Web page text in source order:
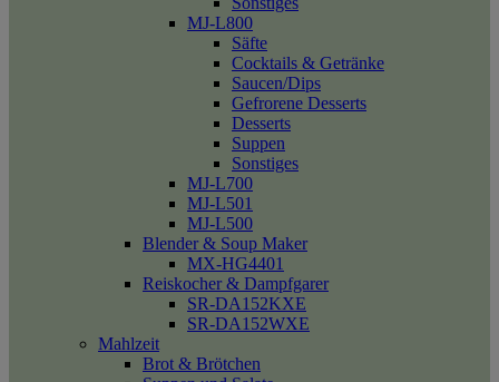
MJ-L800
Säfte
Cocktails & Getränke
Saucen/Dips
Gefrorene Desserts
Desserts
Suppen
Sonstiges
MJ-L700
MJ-L501
MJ-L500
Blender & Soup Maker
MX-HG4401
Reiskocher & Dampfgarer
SR-DA152KXE
SR-DA152WXE
Mahlzeit
Brot & Brötchen